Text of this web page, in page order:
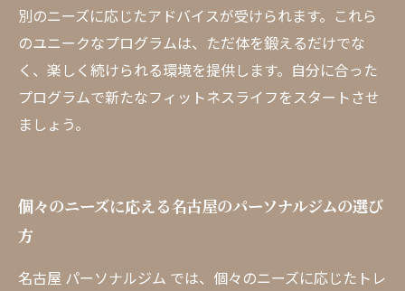
別のニーズに応じたアドバイスが受けられます。これら
のユニークなプログラムは、ただ体を鍛えるだけでな
く、楽しく続けられる環境を提供します。自分に合った
プログラムで新たなフィットネスライフをスタートさせ
ましょう。
個々のニーズに応える名古屋のパーソナルジムの選び
方
名古屋 パーソナルジム では、個々のニーズに応じたトレ